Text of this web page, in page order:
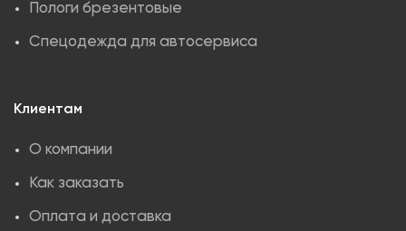
Пологи брезентовые
Спецодежда для автосервиса
Клиентам
О компании
Как заказать
Оплата и доставка